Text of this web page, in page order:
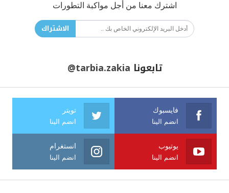
اشترك معنا من أجل مواكبة التطورات
الاشتراك
تابعونا @tarbia.zakia
فايسبوك
انضم الينا
تويتر
انضم الينا
يوتيوب
انضم الينا
انستغرام
انضم الينا